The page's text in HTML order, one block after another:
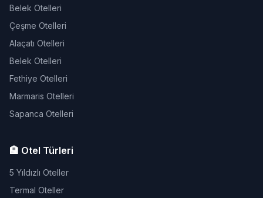
Belek Otelleri
Çeşme Otelleri
Alaçatı Otelleri
Belek Otelleri
Fethiye Otelleri
Marmaris Otelleri
Sapanca Otelleri
🏨 Otel Türleri
5 Yıldızlı Oteller
Termal Oteller